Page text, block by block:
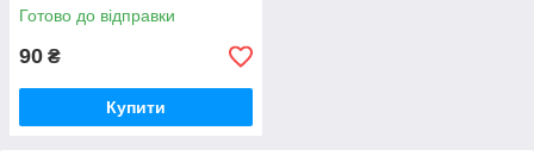
Готово до відправки
90 ₴
Купити